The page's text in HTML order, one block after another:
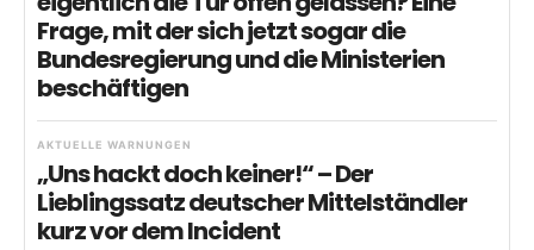
Frage, mit der sich jetzt sogar die
Bundesregierung und die Ministerien
beschäftigen
AKTUELLE WARNUNGEN
„Uns hackt doch keiner!“ – Der
Lieblingssatz deutscher Mittelständler
kurz vor dem Incident